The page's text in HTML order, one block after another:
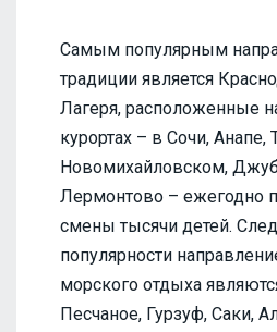
Самым популярным
традиции является
Лагеря, расположенные
курортах – в Сочи, Анапе,
Новомихайловском,
Лермонтово – ежегодно
смены тысячи детей.
популярности
морского отдыха
Песчаное, Гурзуф, Саки,